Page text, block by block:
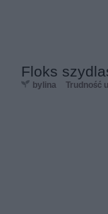
Floks
bylina Trudność